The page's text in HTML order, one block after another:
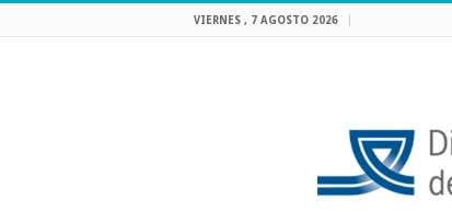
VIERNES , 7 AGOSTO 2026